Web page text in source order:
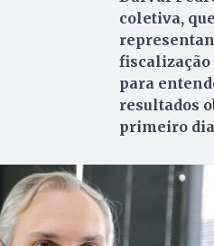
coletiva,
fiscalização
para
resultados
primeiro